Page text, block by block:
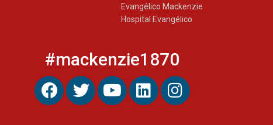
Evangélico Mackenzie
Hospital Evangélico
#mackenzie1870